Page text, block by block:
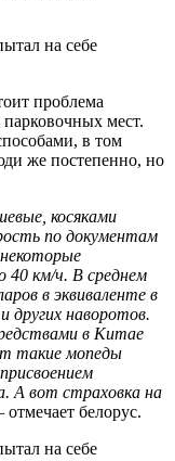
проблема
мест.
в том
же постепенно, но
косяками
по документам
40 км/ч. В среднем
в эквиваленте в
других наворотов.
в Китае
такие мопеды
А вот страховка на
отмечает белорус.